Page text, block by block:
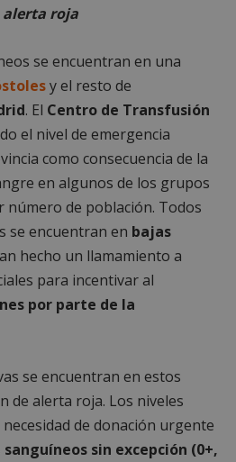
alerta roja
se encuentran en una
y el resto de
. El Centro de Transfusión
el nivel de emergencia
como consecuencia de la
en algunos de los grupos
número de población. Todos
se encuentran en bajas
hecho un llamamiento a
para incentivar al
por parte de la
se encuentran en estos
de alerta roja. Los niveles
de donación urgente
sanguíneos sin excepción (0+,